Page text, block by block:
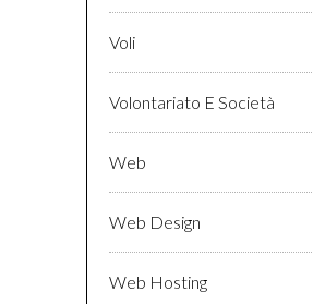
Voli
Volontariato E Società
Web
Web Design
Web Hosting